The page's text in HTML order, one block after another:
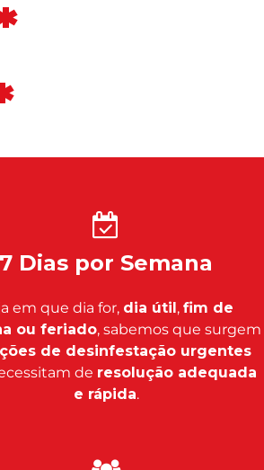
7 Dias por Semana
em que dia for, dia útil, fim de
ou feriado, sabemos que surgem
de desinfestação urgentes
de resolução adequada
e rápida.